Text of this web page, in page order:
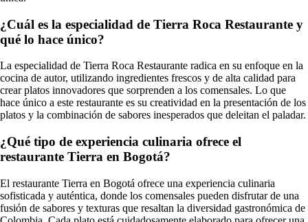
¿Cuál es la especialidad de Tierra Roca Restaurante y
qué lo hace único?
La especialidad de Tierra Roca Restaurante radica en su enfoque en la
cocina de autor, utilizando ingredientes frescos y de alta calidad para
crear platos innovadores que sorprenden a los comensales. Lo que
hace único a este restaurante es su creatividad en la presentación de los
platos y la combinación de sabores inesperados que deleitan el paladar.
¿Qué tipo de experiencia culinaria ofrece el
restaurante Tierra en Bogotá?
El restaurante Tierra en Bogotá ofrece una experiencia culinaria
sofisticada y auténtica, donde los comensales pueden disfrutar de una
fusión de sabores y texturas que resaltan la diversidad gastronómica de